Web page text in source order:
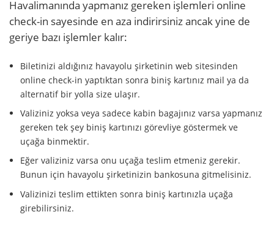
Havalimanında yapmanız gereken işlemleri online
check-in sayesinde en aza indirirsiniz ancak yine de
geriye bazı işlemler kalır:
Biletinizi aldığınız havayolu şirketinin web sitesinden
online check-in yaptıktan sonra biniş kartınız mail ya da
alternatif bir yolla size ulaşır.
Valiziniz yoksa veya sadece kabin bagajınız varsa yapmanız
gereken tek şey biniş kartınızı görevliye göstermek ve
uçağa binmektir.
Eğer valiziniz varsa onu uçağa teslim etmeniz gerekir.
Bunun için havayolu şirketinizin bankosuna gitmelisiniz.
Valizinizi teslim ettikten sonra biniş kartınızla uçağa
girebilirsiniz.